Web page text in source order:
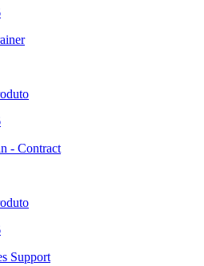
- Contract
Support